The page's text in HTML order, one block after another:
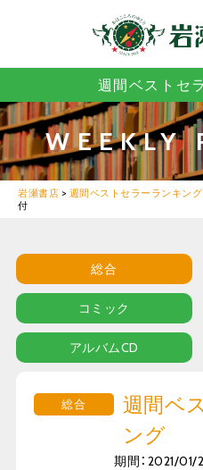
週間ベストセ
WEEKLY
岩瀬書店 > 週間ベストセラーランキング
付
総合
コミック
アルバムCD
総合
週間ベ
ング
期間：2021/01/